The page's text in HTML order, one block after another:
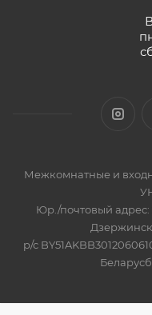
Межкомнатные и
Юр./почтовый адрес:
р/с